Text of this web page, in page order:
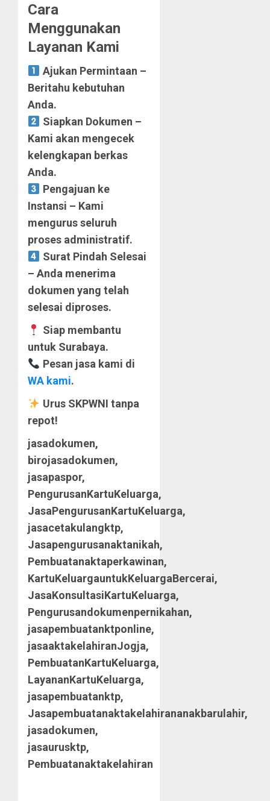
Cara
Menggunakan
Layanan Kami
Ajukan Permintaan –
Beritahu kebutuhan
Anda.
Siapkan Dokumen –
Kami akan mengecek
kelengkapan berkas
Anda.
Pengajuan ke
Instansi – Kami
mengurus seluruh
proses administratif.
Surat Pindah Selesai
– Anda menerima
dokumen yang telah
selesai diproses.
Siap membantu
untuk Surabaya.
Pesan jasa kami di
WA kami.
Urus SKPWNI tanpa
repot!
jasadokumen,
birojasadokumen,
jasapaspor,
PengurusanKartuKeluarga,
JasaPengurusanKartuKeluarga,
jasacetakulangktp,
Jasapengurusanaktanikah,
Pembuatanaktaperkawinan,
KartuKeluargauntukKeluargaBercerai,
JasaKonsultasiKartuKeluarga,
Pengurusandokumenpernikahan,
jasapembuatanktponline,
jasaaktakelahiranJogja,
PembuatanKartuKeluarga,
LayananKartuKeluarga,
jasapembuatanktp,
Jasapembuatanaktakelahirananakbarulahir,
jasadokumen,
jasaurusktp,
Pembuatanaktakelahiran